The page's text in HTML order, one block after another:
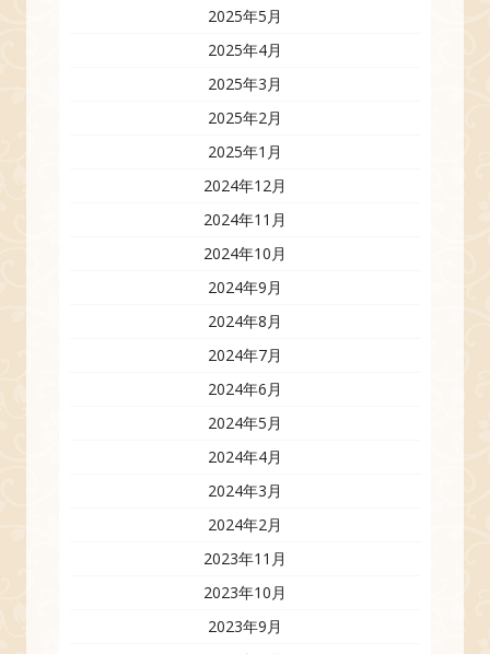
2025年5月
2025年4月
2025年3月
2025年2月
2025年1月
2024年12月
2024年11月
2024年10月
2024年9月
2024年8月
2024年7月
2024年6月
2024年5月
2024年4月
2024年3月
2024年2月
2023年11月
2023年10月
2023年9月